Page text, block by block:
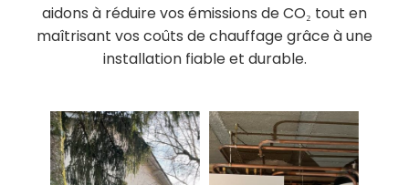
aidons à réduire vos émissions de CO₂ tout en
maîtrisant vos coûts de chauffage grâce à une
installation fiable et durable.